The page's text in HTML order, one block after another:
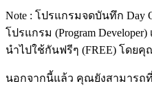
Note : โปรแกรมจดบันทึก
โปรแกรม (Program
นำไปใช้กันฟรีๆ (FREE) โดย
นอกจากนี้แล้ว คุณยังสามารถ